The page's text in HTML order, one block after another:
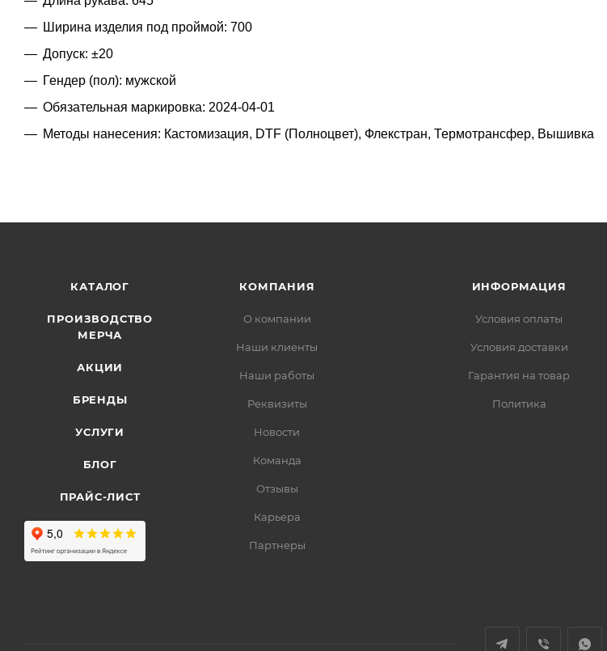
Ширина изделия под проймой: 700
Допуск: ±20
Гендер (пол): мужской
Обязательная маркировка: 2024-04-01
Методы нанесения: Кастомизация, DTF (Полноцвет), Флекстран, Термотрансфер, Вышивка
КАТАЛОГ
ПРОИЗВОДСТВО
МЕРЧА
АКЦИИ
БРЕНДЫ
УСЛУГИ
БЛОГ
ПРАЙС-ЛИСТ
КОМПАНИЯ
О компании
Наши клиенты
Наши работы
Реквизиты
Новости
Команда
Отзывы
Карьера
Партнеры
ИНФОРМАЦИЯ
Условия оплаты
Условия доставки
Гарантия на товар
Политика